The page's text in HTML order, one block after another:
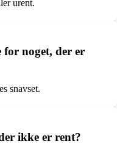
urent.
for noget, der er
snavset.
ikke er rent?